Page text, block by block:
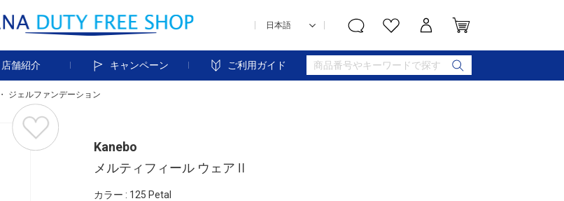
店舗紹介 キャンペーン ご利用ガイド
・ ジェルファンデーション
Kanebo
メルティフィール ウェアⅡ
カラー : 125 Petal